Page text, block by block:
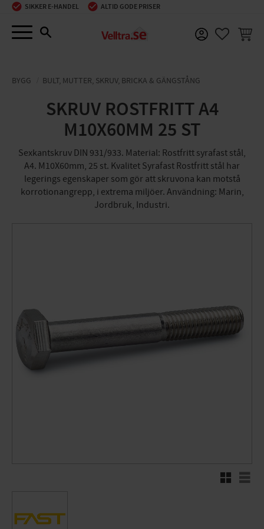
Menu
SIKKER E-HANDEL ALTID GODE PRISER
BYGG BULT, MUTTER, SKRUV, BRICKA & GÄNGSTÅNG
SKRUV ROSTFRITT A4
M10X60MM 25 ST
Sexkantskruv DIN 931/933. Material: Rostfritt syrafast stål,
A4. M10X60mm, 25 st. Kvalitet Syrafast Rostfritt stål har
legerings egenskaper som gör att skruvona kan motstå
korrotionangrepp, i extrema miljöer. Användning: Marin,
Jordbruk, Industri.
RutenettListe